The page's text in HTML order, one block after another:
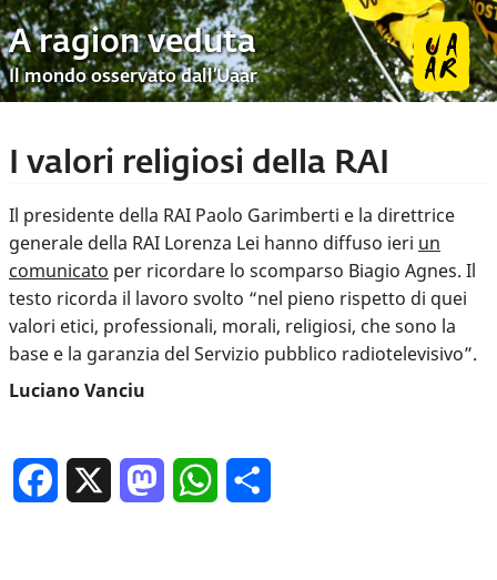
A ragion veduta
Il mondo osservato dall’Uaar
I valori religiosi della RAI
Il presidente della RAI Paolo Garimberti e la direttrice
generale della RAI Lorenza Lei hanno diffuso ieri un
comunicato per ricordare lo scomparso Biagio Agnes. Il
testo ricorda il lavoro svolto “nel pieno rispetto di quei
valori etici, professionali, morali, religiosi, che sono la
base e la garanzia del Servizio pubblico radiotelevisivo”.
Luciano Vanciu
Facebook MastodonWhatsApp